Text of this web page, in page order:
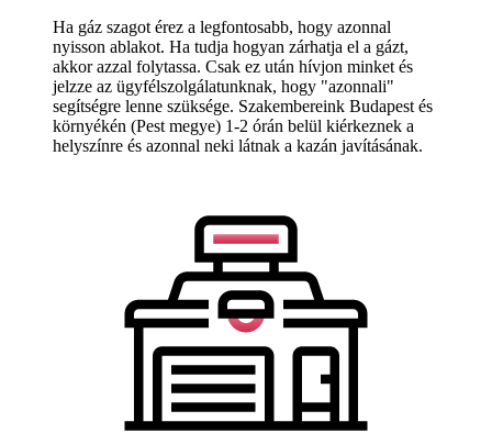
Ha gáz szagot érez a legfontosabb, hogy azonnal
nyisson ablakot. Ha tudja hogyan zárhatja el a gázt,
akkor azzal folytassa. Csak ez után hívjon minket és
jelzze az ügyfélszolgálatunknak, hogy "azonnali"
segítségre lenne szüksége. Szakembereink Budapest és
környékén (Pest megye) 1-2 órán belül kiérkeznek a
helyszínre és azonnal neki látnak a kazán javításának.